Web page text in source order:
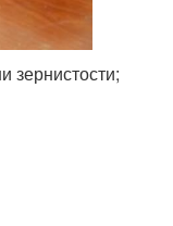
зернистости;